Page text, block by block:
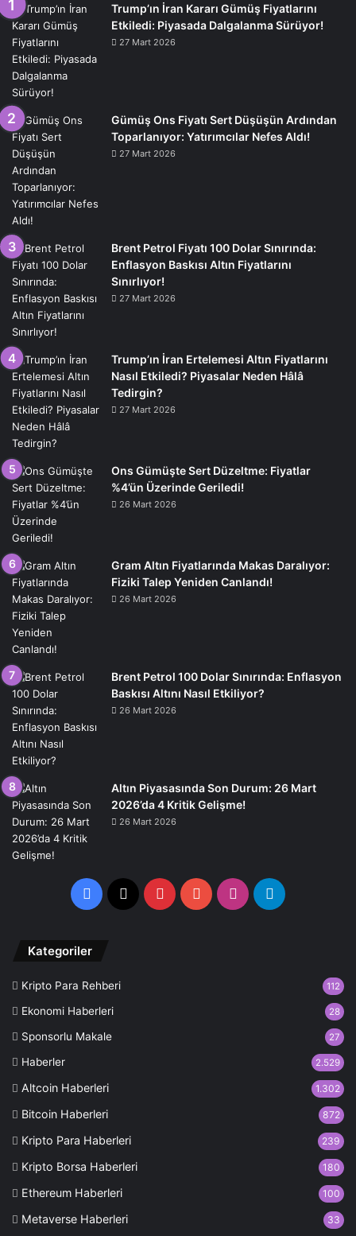
Trump’ın İran Kararı Gümüş Fiyatlarını
Etkiledi: Piyasada Dalgalanma Sürüyor!
27 Mart 2026
Gümüş Ons Fiyatı Sert Düşüşün Ardından
Toparlanıyor: Yatırımcılar Nefes Aldı!
27 Mart 2026
Brent Petrol Fiyatı 100 Dolar Sınırında:
Enflasyon Baskısı Altın Fiyatlarını
Sınırlıyor!
27 Mart 2026
Trump’ın İran Ertelemesi Altın Fiyatlarını
Nasıl Etkiledi? Piyasalar Neden Hâlâ
Tedirgin?
27 Mart 2026
Ons Gümüşte Sert Düzeltme: Fiyatlar
%4’ün Üzerinde Geriledi!
26 Mart 2026
Gram Altın Fiyatlarında Makas Daralıyor:
Fiziki Talep Yeniden Canlandı!
26 Mart 2026
Brent Petrol 100 Dolar Sınırında: Enflasyon
Baskısı Altını Nasıl Etkiliyor?
26 Mart 2026
Altın Piyasasında Son Durum: 26 Mart
2026’da 4 Kritik Gelişme!
26 Mart 2026
Facebook PinterestYouTubeInstagramTelegram
Kategoriler
Kripto Para Rehberi 112
Ekonomi Haberleri 28
Sponsorlu Makale 27
Haberler 2.529
Altcoin Haberleri 1.302
Bitcoin Haberleri 872
Kripto Para Haberleri 239
Kripto Borsa Haberleri 180
Ethereum Haberleri 100
Metaverse Haberleri 33